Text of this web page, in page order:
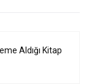
Aldığı Kitap